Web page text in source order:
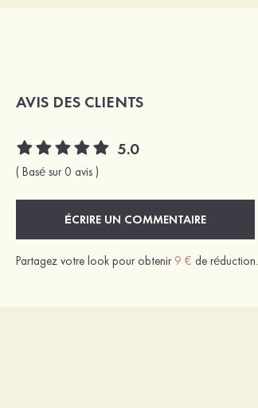
AVIS DES CLIENTS
5.0
( Basé sur 0 avis )
ÉCRIRE UN COMMENTAIRE
Partagez votre look pour obtenir 9 € de réduction.